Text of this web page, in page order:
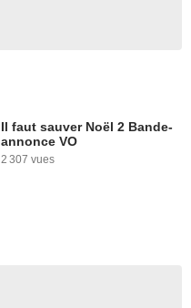
Il faut sauver Noël 2 Bande-
annonce VO
2 307 vues